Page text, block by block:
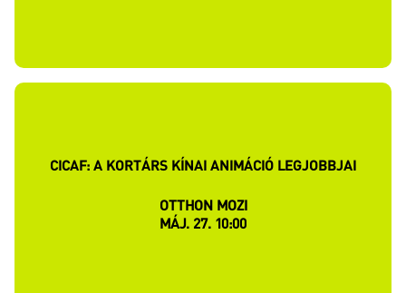
CICAF: A KORTÁRS KÍNAI ANIMÁCIÓ LEGJOBBJAI
OTTHON MOZI
MÁJ. 27. 10:00